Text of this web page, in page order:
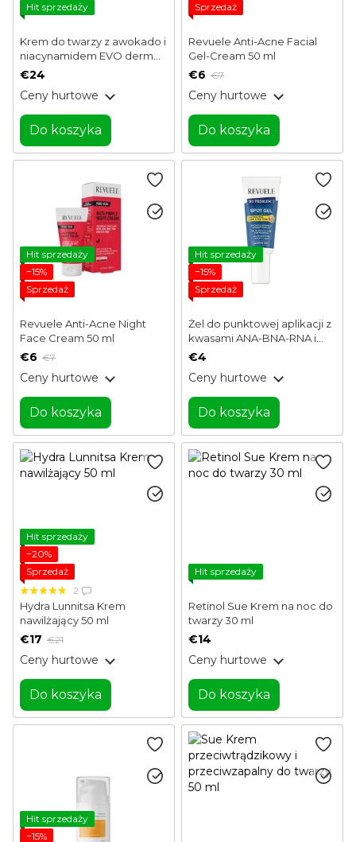
Hit sprzedaży
Krem do twarzy z awokado i
niacynamidem EVO derm
30 ml
€24
Ceny hurtowe
Do koszyka
Sprzedaż
Revuele Anti-Acne Facial
Gel-Cream 50 ml
€6 €7
Ceny hurtowe
Do koszyka
Hit sprzedaży
−15%
Sprzedaż
Revuele Anti-Acne Night
Face Cream 50 ml
€6 €7
Ceny hurtowe
Do koszyka
Hit sprzedaży
−15%
Sprzedaż
Żel do punktowej aplikacji z
kwasami ANA-BNA-RNA i
olejkiem z drzewa
Revuele 25 ml
€4
Ceny hurtowe
Do koszyka
Hit sprzedaży
−20%
Sprzedaż
2
Hydra Lunnitsa Krem
nawilżający 50 ml
€17 €21
Ceny hurtowe
Do koszyka
Hit sprzedaży
Retinol Sue Krem na noc do
twarzy 30 ml
€14
Ceny hurtowe
Do koszyka
Hit sprzedaży
−15%